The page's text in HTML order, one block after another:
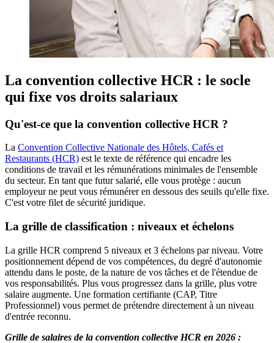
La convention collective HCR : le socle
qui fixe vos droits salariaux
Qu'est-ce que la convention collective HCR ?
La Convention Collective Nationale des Hôtels, Cafés et
Restaurants (HCR) est le texte de référence qui encadre les
conditions de travail et les rémunérations minimales de l'ensemble
du secteur. En tant que futur salarié, elle vous protège : aucun
employeur ne peut vous rémunérer en dessous des seuils qu'elle fixe.
C'est votre filet de sécurité juridique.
La grille de classification : niveaux et échelons
La grille HCR comprend 5 niveaux et 3 échelons par niveau. Votre
positionnement dépend de vos compétences, du degré d'autonomie
attendu dans le poste, de la nature de vos tâches et de l'étendue de
vos responsabilités. Plus vous progressez dans la grille, plus votre
salaire augmente. Une formation certifiante (CAP, Titre
Professionnel) vous permet de prétendre directement à un niveau
d'entrée reconnu.
Grille de salaires de la convention collective HCR en 2026 :